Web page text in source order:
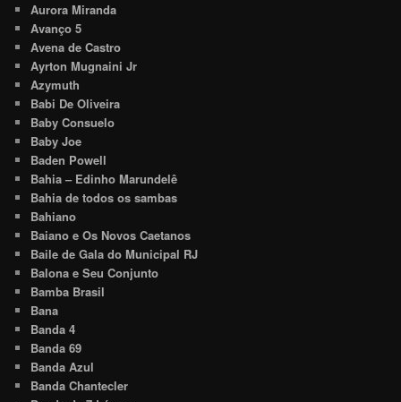
Aurora Miranda
Avanço 5
Avena de Castro
Ayrton Mugnaini Jr
Azymuth
Babi De Oliveira
Baby Consuelo
Baby Joe
Baden Powell
Bahia – Edinho Marundelê
Bahia de todos os sambas
Bahiano
Baiano e Os Novos Caetanos
Baile de Gala do Municipal RJ
Balona e Seu Conjunto
Bamba Brasil
Bana
Banda 4
Banda 69
Banda Azul
Banda Chantecler